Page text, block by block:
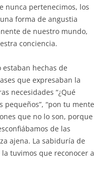
nunca pertenecimos, los
forma de angustia
de nuestro mundo,
conciencia.
estaban hechas de
que expresaban la
necesidades “¿Qué
pequeños”, “pon tu mente
que no lo son, porque
de las
ajena. La sabiduría de
tuvimos que reconocer a